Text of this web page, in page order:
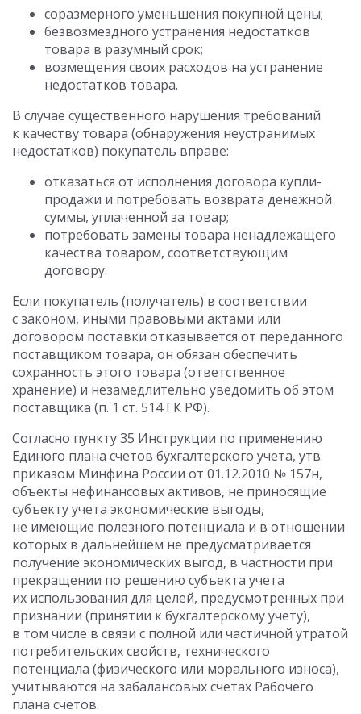
соразмерного уменьшения покупной цены;
безвозмездного устранения недостатков
товара в разумный срок;
возмещения своих расходов на устранение
недостатков товара.
В случае существенного нарушения требований
к качеству товара (обнаружения неустранимых
недостатков) покупатель вправе:
отказаться от исполнения договора купли-
продажи и потребовать возврата денежной
суммы, уплаченной за товар;
потребовать замены товара ненадлежащего
качества товаром, соответствующим
договору.
Если покупатель (получатель) в соответствии
с законом, иными правовыми актами или
договором поставки отказывается от переданного
поставщиком товара, он обязан обеспечить
сохранность этого товара (ответственное
хранение) и незамедлительно уведомить об этом
поставщика (п. 1 ст. 514 ГК РФ).
Согласно пункту 35 Инструкции по применению
Единого плана счетов бухгалтерского учета, утв.
приказом Минфина России от 01.12.2010 № 157н,
объекты нефинансовых активов, не приносящие
субъекту учета экономические выгоды,
не имеющие полезного потенциала и в отношении
которых в дальнейшем не предусматривается
получение экономических выгод, в частности при
прекращении по решению субъекта учета
их использования для целей, предусмотренных при
признании (принятии к бухгалтерскому учету),
в том числе в связи с полной или частичной утратой
потребительских свойств, технического
потенциала (физического или морального износа),
учитываются на забалансовых счетах Рабочего
плана счетов.